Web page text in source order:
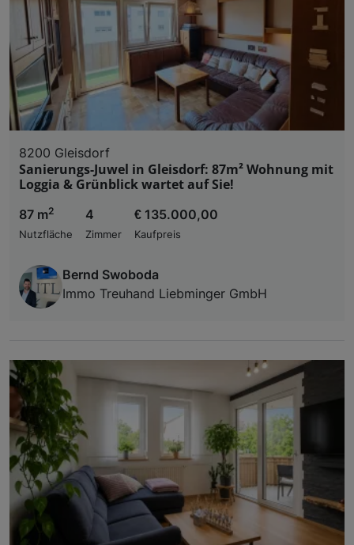
8200 Gleisdorf
Sanierungs-Juwel in Gleisdorf: 87m² Wohnung mit
Loggia & Grünblick wartet auf Sie!
87 m2
Nutzfläche
4
Zimmer
€ 135.000,00
Kaufpreis
Bernd Swoboda
Immo Treuhand Liebminger GmbH